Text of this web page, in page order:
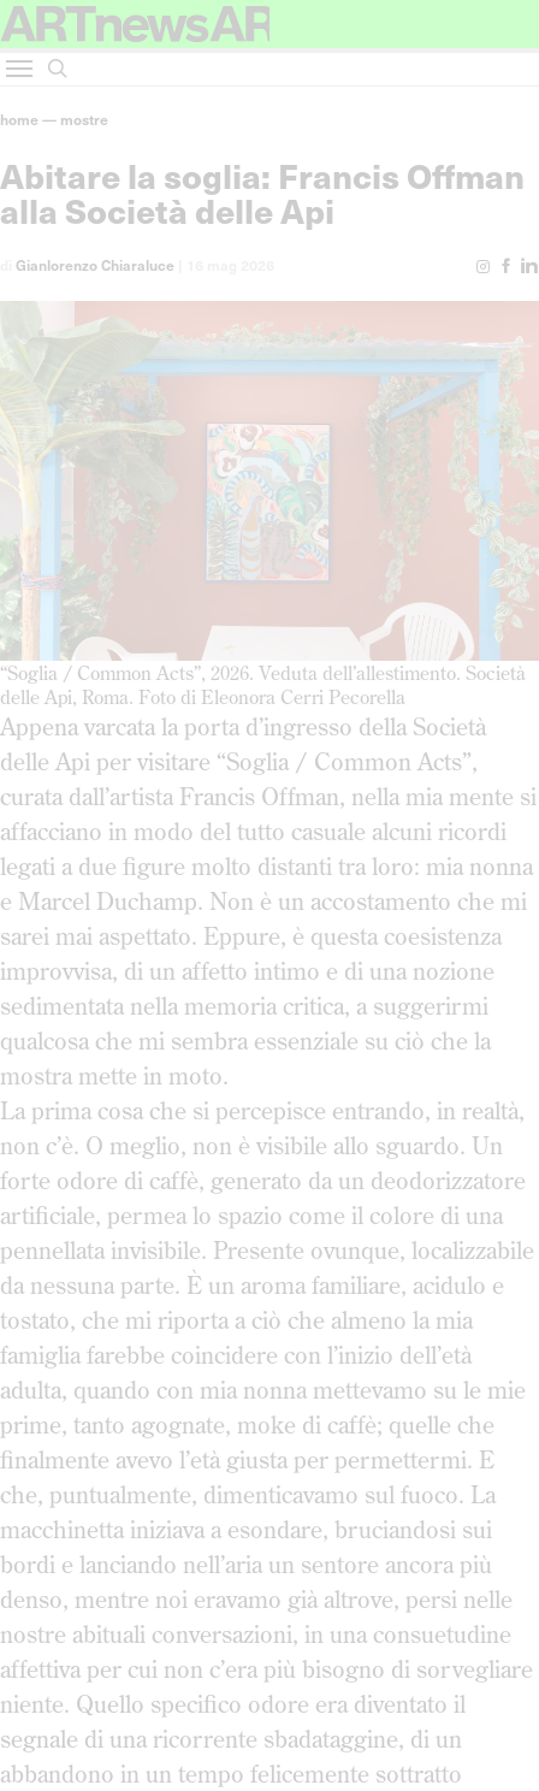
home — mostre
Abitare la soglia: Francis Offman
alla Società delle Api
Gianlorenzo Chiaraluce
“Soglia / Common Acts”, 2026. Veduta dell’allestimento. Società
delle Api, Roma. Foto di Eleonora Cerri Pecorella
Appena varcata la porta d’ingresso della Società
delle Api per visitare “Soglia / Common Acts”,
curata dall’artista Francis Offman, nella mia mente si
affacciano in modo del tutto casuale alcuni ricordi
legati a due figure molto distanti tra loro: mia nonna
e Marcel Duchamp. Non è un accostamento che mi
sarei mai aspettato. Eppure, è questa coesistenza
improvvisa, di un affetto intimo e di una nozione
sedimentata nella memoria critica, a suggerirmi
qualcosa che mi sembra essenziale su ciò che la
mostra mette in moto.
La prima cosa che si percepisce entrando, in realtà,
non c’è. O meglio, non è visibile allo sguardo. Un
forte odore di caffè, generato da un deodorizzatore
artificiale, permea lo spazio come il colore di una
pennellata invisibile. Presente ovunque, localizzabile
da nessuna parte. È un aroma familiare, acidulo e
tostato, che mi riporta a ciò che almeno la mia
famiglia farebbe coincidere con l’inizio dell’età
adulta, quando con mia nonna mettevamo su le mie
prime, tanto agognate, moke di caffè; quelle che
finalmente avevo l’età giusta per permettermi. E
che, puntualmente, dimenticavamo sul fuoco. La
macchinetta iniziava a esondare, bruciandosi sui
bordi e lanciando nell’aria un sentore ancora più
denso, mentre noi eravamo già altrove, persi nelle
nostre abituali conversazioni, in una consuetudine
affettiva per cui non c’era più bisogno di sorvegliare
niente. Quello specifico odore era diventato il
segnale di una ricorrente sbadataggine, di un
abbandono in un tempo felicemente sottratto